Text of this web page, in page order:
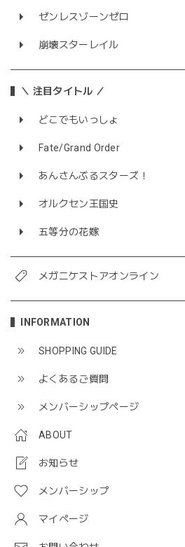
ゼンレスゾーンゼロ
崩壊スターレイル
＼ 注目タイトル ／
どこでもいっしょ
Fate/Grand Order
あんさんぶるスターズ！
オルクセン王国史
五等分の花嫁
メガニケストアオンライン
INFORMATION
SHOPPING GUIDE
よくあるご質問
メンバーシップページ
ABOUT
お知らせ
メンバーシップ
マイページ